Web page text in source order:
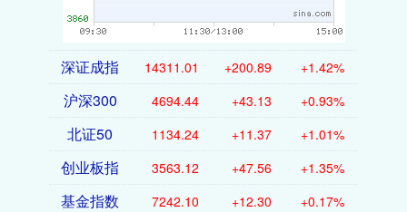
深证成指 14311.01 +200.89 +1.42%
沪深300 4694.44 +43.13 +0.93%
北证50 1134.24 +11.37 +1.01%
创业板指 3563.12 +47.56 +1.35%
基金指数 7242.10 +12.30 +0.17%